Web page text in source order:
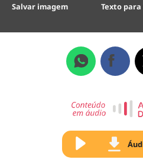
Salvar imagem Texto